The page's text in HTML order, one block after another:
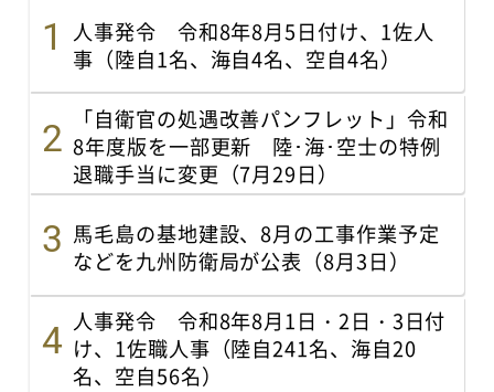
人事発令 令和8年8月5日付け、1佐人
事（陸自1名、海自4名、空自4名）
「自衛官の処遇改善パンフレット」令和
8年度版を一部更新 陸･海･空士の特例
退職手当に変更（7月29日）
馬毛島の基地建設、8月の工事作業予定
などを九州防衛局が公表（8月3日）
人事発令 令和8年8月1日・2日・3日付
け、1佐職人事（陸自241名、海自20
名、空自56名）